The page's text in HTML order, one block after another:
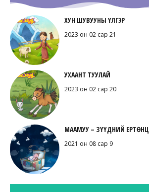
ХУН ШУВУУНЫ ҮЛГЭР
2023 он 02 сар 21
УХААНТ ТУУЛАЙ
2023 он 02 сар 20
МААМУУ – ЗҮҮДНИЙ ЕРТӨНЦ
2021 он 08 сар 9